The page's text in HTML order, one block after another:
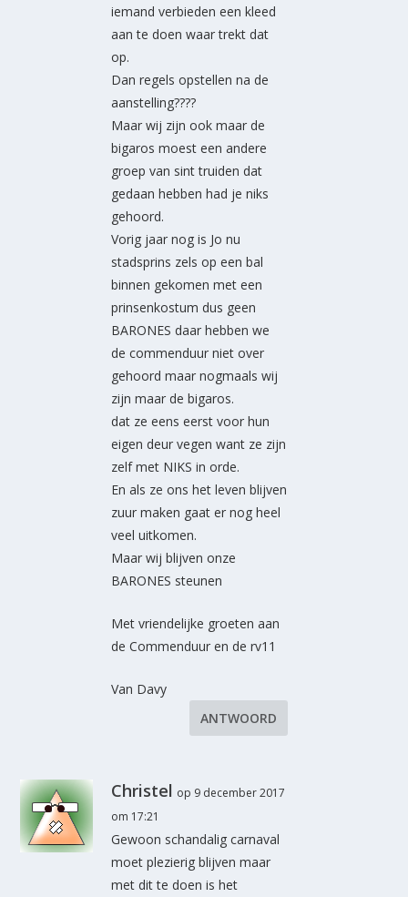
iemand verbieden een kleed
aan te doen waar trekt dat
op.
Dan regels opstellen na de
aanstelling????
Maar wij zijn ook maar de
bigaros moest een andere
groep van sint truiden dat
gedaan hebben had je niks
gehoord.
Vorig jaar nog is Jo nu
stadsprins zels op een bal
binnen gekomen met een
prinsenkostum dus geen
BARONES daar hebben we
de commenduur niet over
gehoord maar nogmaals wij
zijn maar de bigaros.
dat ze eens eerst voor hun
eigen deur vegen want ze zijn
zelf met NIKS in orde.
En als ze ons het leven blijven
zuur maken gaat er nog heel
veel uitkomen.
Maar wij blijven onze
BARONES steunen
Met vriendelijke groeten aan
de Commenduur en de rv11
Van Davy
ANTWOORD
Christel op 9 december 2017
om 17:21
Gewoon schandalig carnaval
moet plezierig blijven maar
met dit te doen is het